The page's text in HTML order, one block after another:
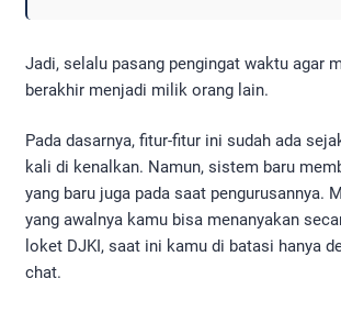
Jadi, selalu pasang pengingat waktu agar
berakhir menjadi milik orang lain.
Pada dasarnya, fitur-fitur ini sudah ada
kali di kenalkan. Namun, sistem baru
yang baru juga pada saat pengurusannya.
yang awalnya kamu bisa menanyakan
loket DJKI, saat ini kamu di batasi hanya
chat.